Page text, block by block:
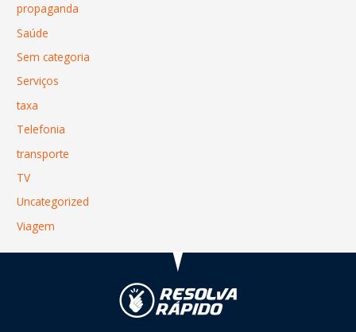
propaganda
Saúde
Sem categoria
Serviços
taxa
Telefonia
transporte
TV
Uncategorized
Viagem